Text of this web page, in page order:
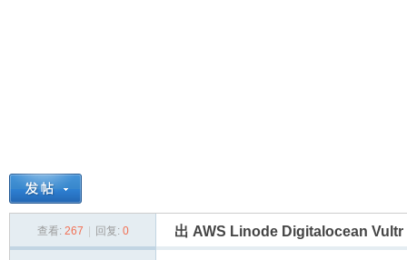
主
查看: 267 回复: 0 出 AWS Linode Digitalocean Vultr